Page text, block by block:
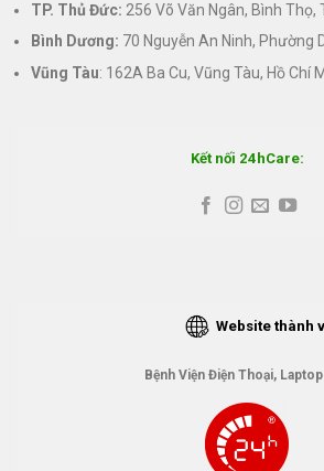
TP. Thủ Đức: 256 Võ Văn Ngân, Bình Thọ,
Bình Dương: 70 Nguyễn An Ninh, Phường
Vũng Tàu: 162A Ba Cu, Vũng Tàu, Hồ Chí
Kết nối 24hCare:
Website thành
Bệnh Viện Điện Thoại,